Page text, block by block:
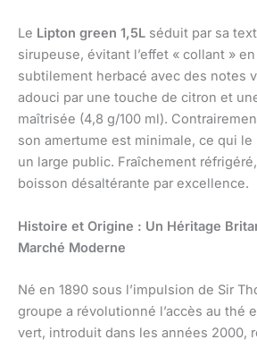
Le Lipton green 1,5L séduit par sa
sirupeuse, évitant l’effet « collant »
subtilement herbacé avec des notes
adouci par une touche de citron et
maîtrisée (4,8 g/100 ml).
son amertume est minimale, ce qui le
un large public. Fraîchement
boisson désaltérante par excellence.
Histoire et Origine : Un Héritage
Marché Moderne
Né en 1890 sous l’impulsion de Sir
groupe a révolutionné l’accès au thé
vert, introduit dans les années 2000,